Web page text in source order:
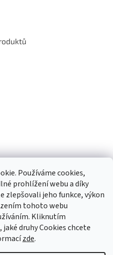
Používáme cookies,
prohlížení webu a díky
zlepšovali jeho funkce, výkon
tohoto webu
Kliknutím
druhy Cookies chcete
zde.